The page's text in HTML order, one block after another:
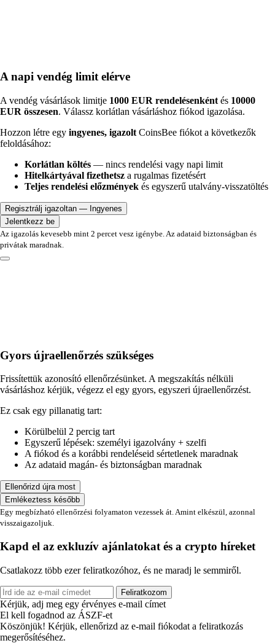
A napi vendég limit elérve
A vendég vásárlások limitje 1000 EUR rendelésenként és 10000
EUR összesen. Válassz korlátlan vásárláshoz fiókod igazolása.
Hozzon létre egy ingyenes, igazolt CoinsBee fiókot a következők
feloldásához:
Korlátlan költés — nincs rendelési vagy napi limit
Hitelkártyával fizethetsz a rugalmas fizetésért
Teljes rendelési előzmények és egyszerű utalvány-visszatöltés
Regisztrálj igazoltan — Ingyenes
Jelentkezz be
Az igazolás kevesebb mint 2 percet vesz igénybe. Az adataid biztonságban és
privátak maradnak.
Gyors újraellenőrzés szükséges
Frissítettük azonosító ellenőrzésünket. A megszakítás nélküli
vásárláshoz kérjük, végezz el egy gyors, egyszeri újraellenőrzést.
Ez csak egy pillanatig tart:
Körülbelül 2 percig tart
Egyszerű lépések: személyi igazolvány + szelfi
A fiókod és a korábbi rendeléseid sértetlenek maradnak
Az adataid magán- és biztonságban maradnak
Ellenőrizd újra most
Emlékeztess később
Egy megbízható ellenőrzési folyamaton vezessek át. Amint elkészül, azonnal
visszaigazoljuk.
Kapd el az exkluzív ajánlatokat és a crypto híreket
Csatlakozz több ezer feliratkozóhoz, és ne maradj le semmiről.
Feliratkozom
Kérjük, adj meg egy érvényes e-mail címet
El kell fogadnod az ÁSZF-et
Köszönjük! Kérjük, ellenőrizd az e-mail fiókodat a feliratkozás
megerősítéséhez.